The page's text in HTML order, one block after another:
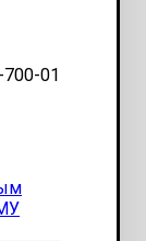
01